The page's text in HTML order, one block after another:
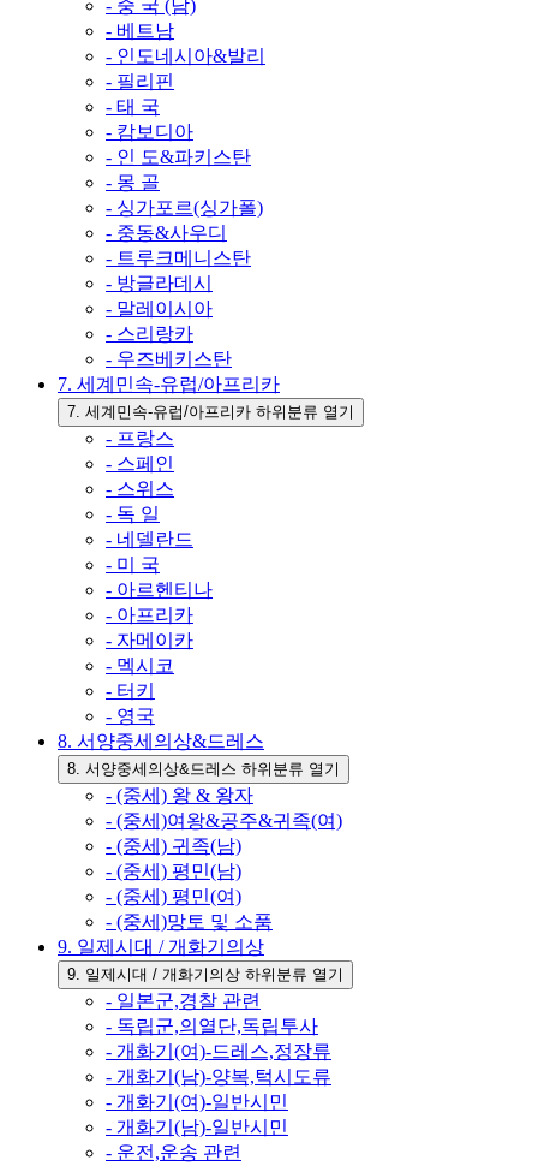
- 중 국 (남)
- 베트남
- 인도네시아&발리
- 필리핀
- 태 국
- 캄보디아
- 인 도&파키스탄
- 몽 골
- 싱가포르(싱가폴)
- 중동&사우디
- 트루크메니스탄
- 방글라데시
- 말레이시아
- 스리랑카
- 우즈베키스탄
7. 세계민속-유럽/아프리카
7. 세계민속-유럽/아프리카 하위분류 열기
- 프랑스
- 스페인
- 스위스
- 독 일
- 네델란드
- 미 국
- 아르헨티나
- 아프리카
- 자메이카
- 멕시코
- 터키
- 영국
8. 서양중세의상&드레스
8. 서양중세의상&드레스 하위분류 열기
- (중세) 왕 & 왕자
- (중세)여왕&공주&귀족(여)
- (중세) 귀족(남)
- (중세) 평민(남)
- (중세) 평민(여)
- (중세)망토 및 소품
9. 일제시대 / 개화기의상
9. 일제시대 / 개화기의상 하위분류 열기
- 일본군,경찰 관련
- 독립군,의열단,독립투사
- 개화기(여)-드레스,정장류
- 개화기(남)-양복,턱시도류
- 개화기(여)-일반시민
- 개화기(남)-일반시민
- 운전,운송 관련